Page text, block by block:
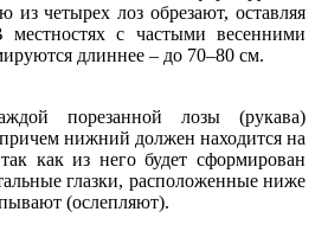
из четырех лоз обрезают, оставляя
с частыми весенними
длиннее – до 70–80 см.
порезанной лозы (рукава)
причем нижний должен находится на
как из него будет сформирован
глазки, расположенные ниже
(ослепляют).